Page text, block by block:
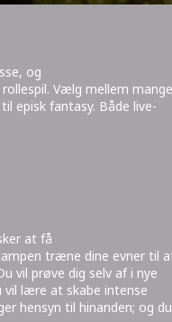
og
Vælg mellem mange
episk fantasy. Både live-
at få
træne dine evner til
vil prøve dig selv af i nye
vil lære at skabe intense
hensyn til hinanden; og